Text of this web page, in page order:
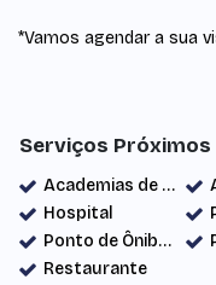
*Vamos agendar a sua
Serviços Próximos
Academias de ginástica
Hospital
Ponto de Ônibus
Restaurante